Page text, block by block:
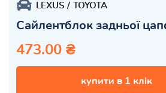
LEXUS TOYOTA
Сайлентблок задньої
473.00 ₴
купити в 1 клік